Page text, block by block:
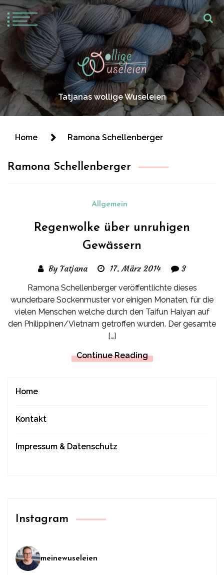
Tatjanas wollige Wuseleien
Home Ramona Schellenberger
Ramona Schellenberger
Allgemein
Regenwolke über unruhigen
Gewässern
By Tatjana 17. März 2014 3
Ramona Schellenberger veröffentlichte dieses
wunderbare Sockenmuster vor einigen Monaten, für die
vielen Menschen welche durch den Taifun Haiyan auf
den Philippinen/Vietnam getroffen wurden. Der gesamte
[…]
Continue Reading
Home
Kontakt
Impressum & Datenschutz
Instagram
meinewuseleien